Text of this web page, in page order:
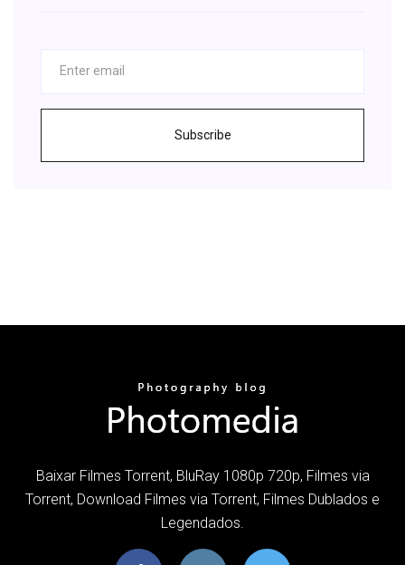
Subscribe
Baixar Filmes Torrent, BluRay 1080p 720p, Filmes via
Torrent, Download Filmes via Torrent, Filmes Dublados e
Legendados.